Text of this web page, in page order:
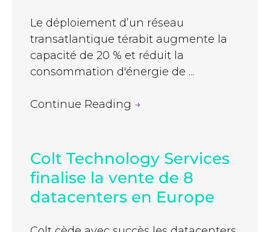
Le déploiement d’un réseau
transatlantique térabit augmente la
capacité de 20 % et réduit la
consommation d'énergie de ...
Continue Reading →
Colt Technology Services
finalise la vente de 8
datacenters en Europe